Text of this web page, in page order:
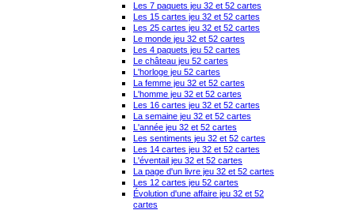
Les 7 paquets jeu 32 et 52 cartes
Les 15 cartes jeu 32 et 52 cartes
Les 25 cartes jeu 32 et 52 cartes
Le monde jeu 32 et 52 cartes
Les 4 paquets jeu 52 cartes
Le château jeu 52 cartes
L'horloge jeu 52 cartes
La femme jeu 32 et 52 cartes
L'homme jeu 32 et 52 cartes
Les 16 cartes jeu 32 et 52 cartes
La semaine jeu 32 et 52 cartes
L'année jeu 32 et 52 cartes
Les sentiments jeu 32 et 52 cartes
Les 14 cartes jeu 32 et 52 cartes
L'éventail jeu 32 et 52 cartes
La page d'un livre jeu 32 et 52 cartes
Les 12 cartes jeu 52 cartes
Évolution d'une affaire jeu 32 et 52
cartes